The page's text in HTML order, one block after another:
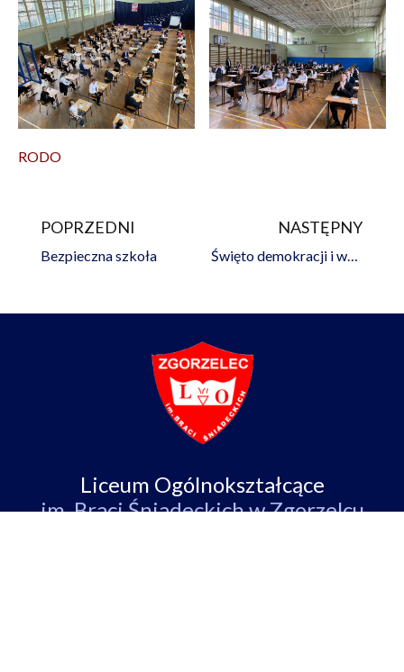
RODO
Prev
POPRZEDNI
Bezpieczna szkoła
NASTĘPNY
Święto demokracji i wolności
Liceum Ogólnokształcące
im. Braci Śniadeckich w Zgorzelcu